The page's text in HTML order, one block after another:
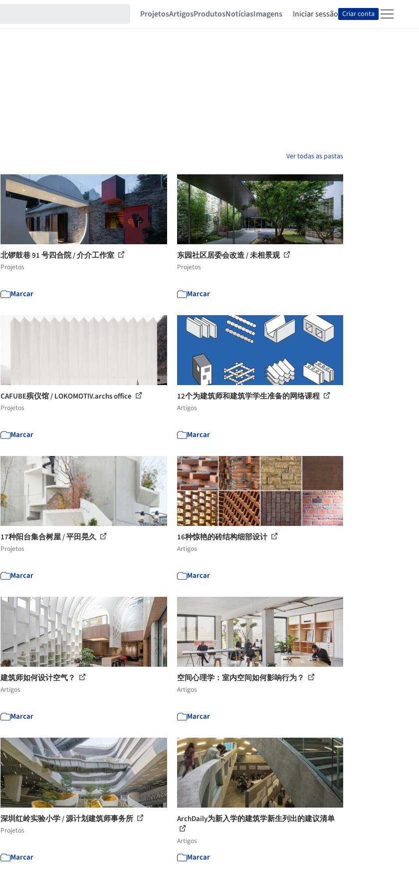
ProjetosArtigosProdutosNotíciasImagens Iniciar sessão Criar conta
Ver todas as pastas
北锣鼓巷 91 号四合院 / 介介工作室
Projetos
Marcar
东园社区居委会改造 / 未相景观
Projetos
Marcar
CAFUBE殡仪馆 / LOKOMOTIV.archs office
Projetos
Marcar
12个为建筑师和建筑学学生准备的网络课程
Artigos
Marcar
17种阳台集合树屋 / 平田晃久
Projetos
Marcar
16种惊艳的砖结构细部设计
Artigos
Marcar
建筑师如何设计空气？
Artigos
Marcar
空间心理学：室内空间如何影响行为？
Artigos
Marcar
深圳红岭实验小学 / 源计划建筑师事务所
Projetos
Marcar
ArchDaily为新入学的建筑学新生列出的建议清单
Artigos
Marcar